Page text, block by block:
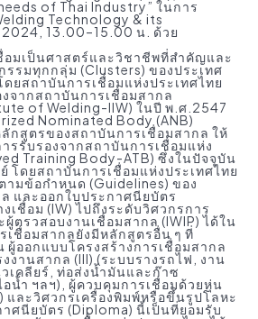
of Thai Industry” ในการ
Technology & its
13.00–15.00 น. ด้วย
มเป็นศาสตร์และวิชาชีพที่สำคัญและ
รรมทุกกลุ่ม (Clusters) ของประเทศ
ยสถาบันการเชื่อมแห่งประเทศไทย
จากสถาบันการเชื่อมสากล
of Welding-IIW) ในปี พ.ศ.2547
Nominated Body (ANB)
กสูตรของสถาบันการเชื่อมสากล ให้
รรับรองจากสถาบันการเชื่อมแห่ง
Training Body-ATB) ซึ่งในปัจจุบัน
โดยสถาบันการเชื่อมแห่งประเทศไทย
ามข้อกำหนด (Guidelines) ของ
และออกใบประกาศนียบัตร
เชื่อม (IW) ไปถึงระดับวิศวกรการ
ผู้ตรวสอบงานเชื่อมสากล (IWIP) ได้ใน
ชื่อมสากลยังมีหลักสูตรอื่น ๆ ที่
ผู้ออกแบบโครงสร้างการเชื่อมสากล
งานสากล (III) (ระบบรางรถไฟ, งาน
เคลียร์, ท่อส่งน้ำมันและก๊าซ
น้ำ ฯลฯ), ผู้ควบคุมการเชื่อมด้วยหุ่น
และวิศวกรเครื่องพิมพ์หรือขึ้นรูปโลหะ
าศนียบัตร (Diploma) นี้เป็นที่ยอมรับ